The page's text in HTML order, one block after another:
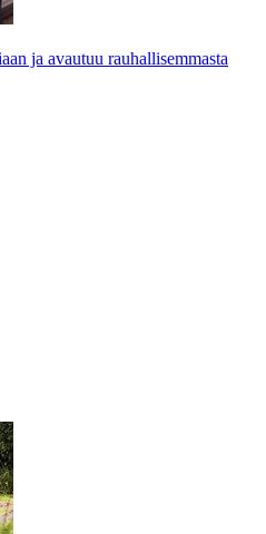
ja avautuu rauhallisemmasta